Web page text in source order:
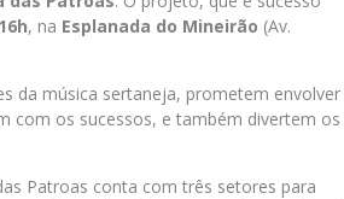
16h, na Esplanada do Mineirão (Av.
da música sertaneja, prometem envolver
com os sucessos, e também divertem os
Patroas conta com três setores para